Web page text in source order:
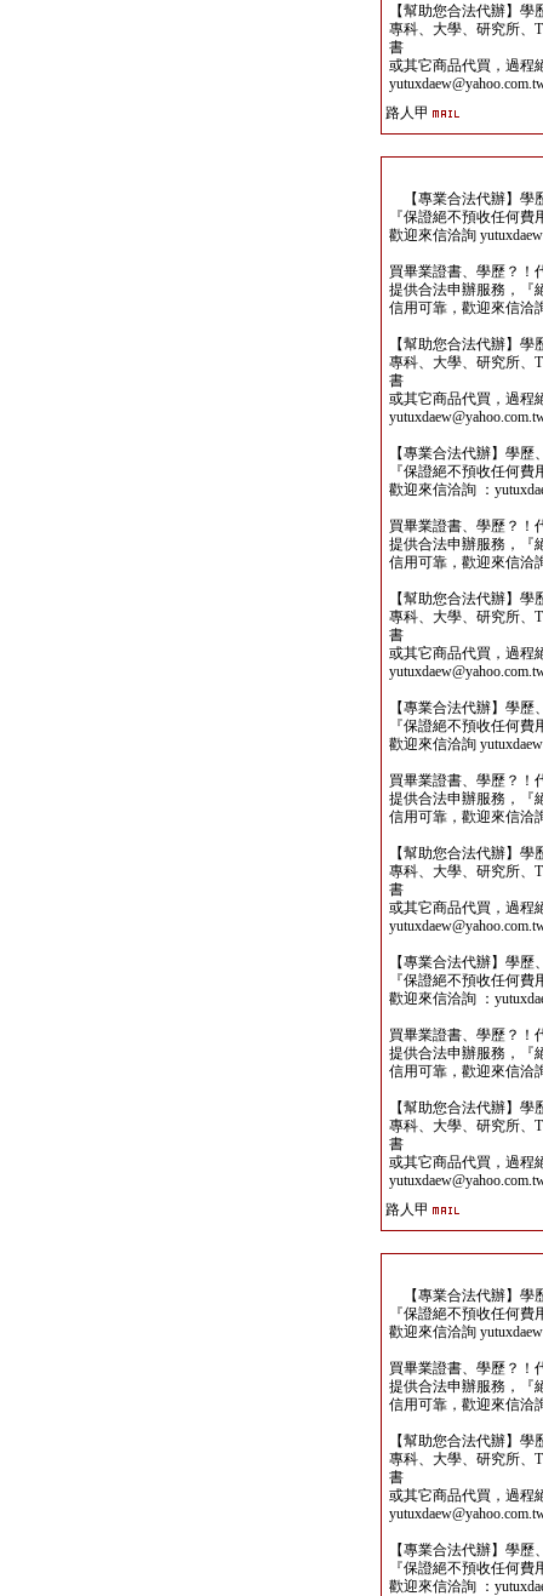
【幫助您合法代辦】
專科、大學、研究所、
書
或其它商品代買，過程
路人甲
【專業合法代辦】學
『保證絕不預收任何
歡迎來信洽詢
買畢業證書、學歷？！
提供合法申辦服務，『
信用可靠，歡迎來信洽
【幫助您合法代辦】
專科、大學、研究所、
書
或其它商品代買，過程
【專業合法代辦】學
『保證絕不預收任何
歡迎來信洽詢 ：
買畢業證書、學歷？！
提供合法申辦服務，『
信用可靠，歡迎來信洽
【幫助您合法代辦】
專科、大學、研究所、
書
或其它商品代買，過程
【專業合法代辦】學
『保證絕不預收任何
歡迎來信洽詢
買畢業證書、學歷？！
提供合法申辦服務，『
信用可靠，歡迎來信洽
【幫助您合法代辦】
專科、大學、研究所、
書
或其它商品代買，過程
【專業合法代辦】學
『保證絕不預收任何
歡迎來信洽詢 ：
買畢業證書、學歷？！
提供合法申辦服務，『
信用可靠，歡迎來信洽
【幫助您合法代辦】
專科、大學、研究所、
書
或其它商品代買，過程
路人甲
【專業合法代辦】學
『保證絕不預收任何
歡迎來信洽詢
買畢業證書、學歷？！
提供合法申辦服務，『
信用可靠，歡迎來信洽
【幫助您合法代辦】
專科、大學、研究所、
書
或其它商品代買，過程
【專業合法代辦】學
『保證絕不預收任何
歡迎來信洽詢 ：